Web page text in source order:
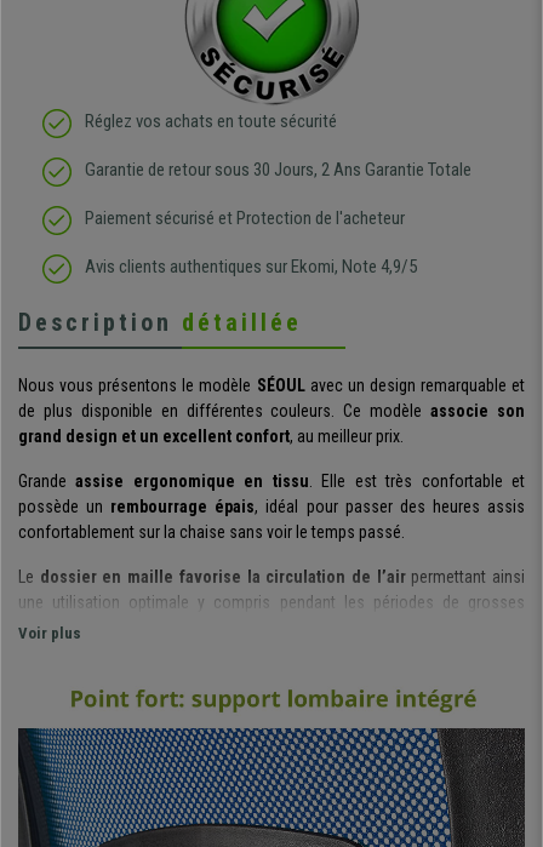
Réglez vos achats en toute sécurité
Garantie de retour sous 30 Jours, 2 Ans Garantie Totale
Paiement sécurisé et Protection de l'acheteur
Avis clients authentiques sur Ekomi, Note 4,9/5
Description détaillée
Nous vous présentons le modèle SÉOULavec un design remarquable et
de plus disponible en différentes couleurs. Ce modèleassocie son
grand design et un excellent confort, au meilleur prix.
Grandeassise ergonomique en tissu. Elle est très confortable et
possède un rembourrage épais, idéal pour passer des heures assis
confortablement sur la chaise sans voir le temps passé.
Le dossier en maille favorise la circulation de l’airpermettant ainsi
une utilisation optimale y compris pendant les périodes de grosses
chaleurs. Soulignons également son
Cette magnifique chaise dispose d’un mécanisme basculant ajustable
en fonction du poids corporelet est doté d’unsystème de
balancement: vous activez cette fonction en actionnant le levier vers
l’extérieur ; si vous répétez la même action à l’inverse la fonction sera
désactivée et le dossier restera fixe. Cette chaise estadaptée pour une
utilisation jusqu’à 4 heures par jour.
Voir plus